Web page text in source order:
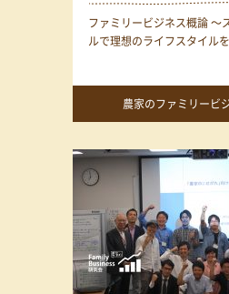
ファミリービジネス概論 〜
ルで理想のライフスタイル
農家のファミリービ